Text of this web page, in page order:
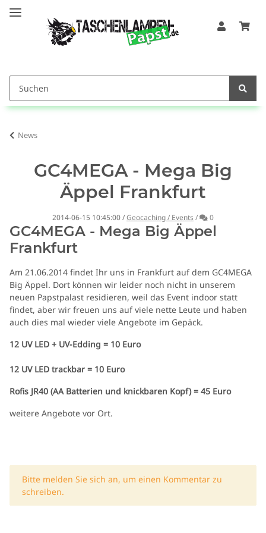
News
GC4MEGA - Mega Big
Äppel Frankfurt
2014-06-15 10:45:00/Geocaching / Events / Kommentare
0
GC4MEGA - Mega Big Äppel
Frankfurt
Am 21.06.2014 findet Ihr uns in Frankfurt auf dem GC4MEGA
Big Äppel. Dort können wir leider noch nicht in unserem
neuen Papstpalast residieren, weil das Event indoor statt
findet, aber wir freuen uns auf viele nette Leute und haben
auch dies mal wieder viele Angebote im Gepäck.
12 UV LED + UV-Edding = 10 Euro
12 UV LED trackbar = 10 Euro
Rofis JR40 (AA Batterien und knickbaren Kopf) = 45 Euro
weitere Angebote vor Ort.
x
Bitte melden Sie sich an, um einen Kommentar zu
schreiben.